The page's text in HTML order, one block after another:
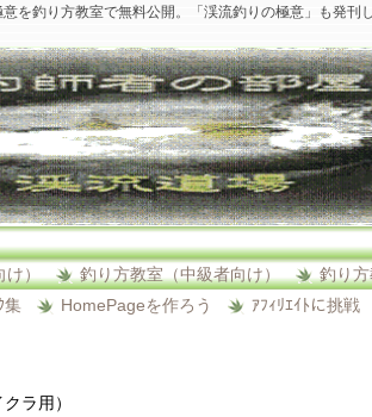
を釣り方教室で無料公開。「渓流釣りの極意」も発刊
） 釣り方教室（中級者向け）
釣り
集 HomePageを作ろう ｱﾌｨﾘｴｲﾄに挑戦
ラ用）